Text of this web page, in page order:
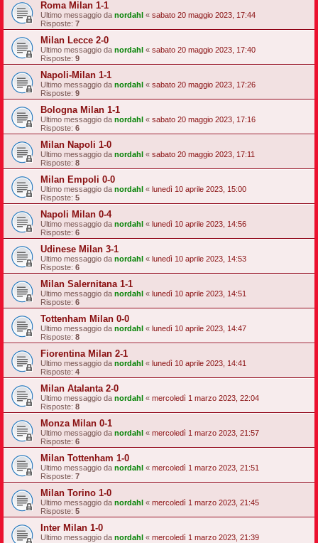
Roma Milan 1-1
Ultimo messaggio da nordahl « sabato 20 maggio 2023, 17:44
Risposte: 7
Milan Lecce 2-0
Ultimo messaggio da nordahl « sabato 20 maggio 2023, 17:40
Risposte: 9
Napoli-Milan 1-1
Ultimo messaggio da nordahl « sabato 20 maggio 2023, 17:26
Risposte: 9
Bologna Milan 1-1
Ultimo messaggio da nordahl « sabato 20 maggio 2023, 17:16
Risposte: 6
Milan Napoli 1-0
Ultimo messaggio da nordahl « sabato 20 maggio 2023, 17:11
Risposte: 8
Milan Empoli 0-0
Ultimo messaggio da nordahl « lunedì 10 aprile 2023, 15:00
Risposte: 5
Napoli Milan 0-4
Ultimo messaggio da nordahl « lunedì 10 aprile 2023, 14:56
Risposte: 6
Udinese Milan 3-1
Ultimo messaggio da nordahl « lunedì 10 aprile 2023, 14:53
Risposte: 6
Milan Salernitana 1-1
Ultimo messaggio da nordahl « lunedì 10 aprile 2023, 14:51
Risposte: 6
Tottenham Milan 0-0
Ultimo messaggio da nordahl « lunedì 10 aprile 2023, 14:47
Risposte: 8
Fiorentina Milan 2-1
Ultimo messaggio da nordahl « lunedì 10 aprile 2023, 14:41
Risposte: 4
Milan Atalanta 2-0
Ultimo messaggio da nordahl « mercoledì 1 marzo 2023, 22:04
Risposte: 8
Monza Milan 0-1
Ultimo messaggio da nordahl « mercoledì 1 marzo 2023, 21:57
Risposte: 6
Milan Tottenham 1-0
Ultimo messaggio da nordahl « mercoledì 1 marzo 2023, 21:51
Risposte: 7
Milan Torino 1-0
Ultimo messaggio da nordahl « mercoledì 1 marzo 2023, 21:45
Risposte: 5
Inter Milan 1-0
Ultimo messaggio da nordahl « mercoledì 1 marzo 2023, 21:39